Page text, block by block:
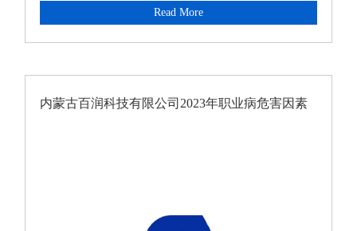
Read More
内蒙古百润科技有限公司2023年职业病危害因素